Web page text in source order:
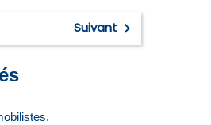
Suivant